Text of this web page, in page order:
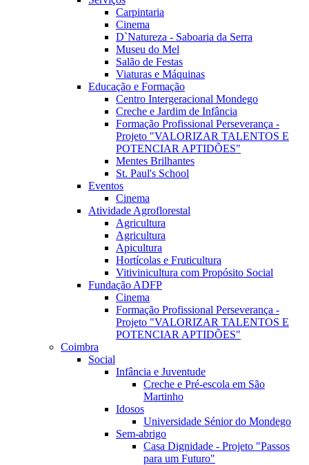
Carpintaria
Cinema
D`Natureza - Saboaria da Serra
Museu do Mel
Salão de Festas
Viaturas e Máquinas
Educação e Formação
Centro Intergeracional Mondego
Creche e Jardim de Infância
Formação Profissional Perseverança -
Projeto "VALORIZAR TALENTOS E
POTENCIAR APTIDÕES"
Mentes Brilhantes
St. Paul's School
Eventos
Cinema
Atividade Agroflorestal
Agricultura
Agricultura
Apicultura
Hortícolas e Fruticultura
Vitivinicultura com Propósito Social
Fundação ADFP
Cinema
Formação Profissional Perseverança -
Projeto "VALORIZAR TALENTOS E
POTENCIAR APTIDÕES"
Coimbra
Social
Infância e Juventude
Creche e Pré-escola em São
Martinho
Idosos
Universidade Sénior do Mondego
Sem-abrigo
Casa Dignidade - Projeto "Passos
para um Futuro"